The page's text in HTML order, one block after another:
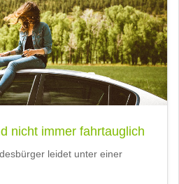
nicht immer fahrtauglich
leidet unter einer